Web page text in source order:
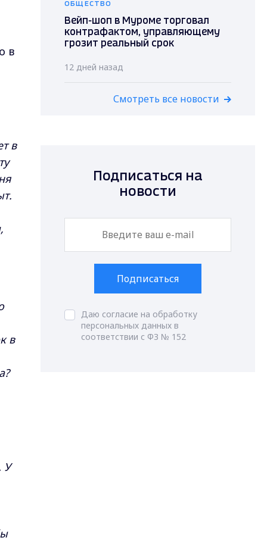
в
в
в
У
ОБЩЕСТВО
Вейп-шоп в Муроме торговал
контрафактом, управляющему
грозит реальный срок
12 дней назад
Смотреть все новости
Подписаться на
новости
Подписаться
Даю согласие на обработку
персональных данных в
соответствии с ФЗ № 152